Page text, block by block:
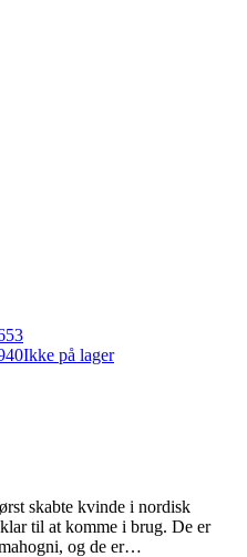
Ikke på lager
skabte kvinde i nordisk
til at komme i brug. De er
og de er…